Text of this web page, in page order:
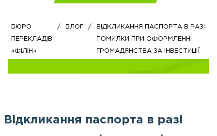
Бюро
перекладів
«Філін»
/ Блог /
Відкликання паспорта в разі
помилки при оформленні
громадянства за інвестиції
Відкликання паспорта в разі